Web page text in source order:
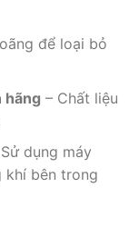
để loại bỏ
hãng – Chất liệu
dụng máy
khí bên trong